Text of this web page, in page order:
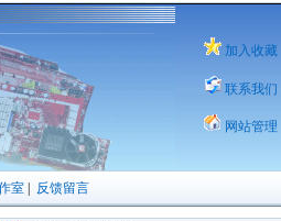
加入收藏
联系我们
网站管理
室 反馈留言